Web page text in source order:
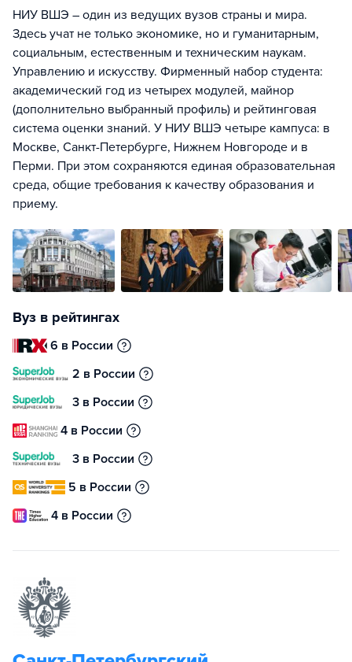
НИУ ВШЭ – один из ведущих вузов страны и мира.
Здесь учат не только экономике, но и гуманитарным,
социальным, естественным и техническим наукам.
Управлению и искусству. Фирменный набор студента:
академический год из четырех модулей, майнор
(дополнительно выбранный профиль) и рейтинговая
система оценки знаний. У НИУ ВШЭ четыре кампуса: в
Москве, Санкт-Петербурге, Нижнем Новгороде и в
Перми. При этом сохраняются единая образовательная
среда, общие требования к качеству образования и
приему.
Вуз в рейтингах
6 в России
2 в России
3 в России
4 в России
3 в России
5 в России
4 в России